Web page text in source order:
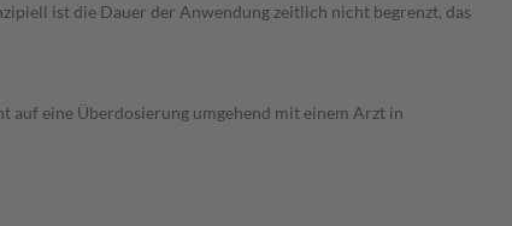
ist die Dauer der Anwendung zeitlich nicht begrenzt, das
auf eine Überdosierung umgehend mit einem Arzt in